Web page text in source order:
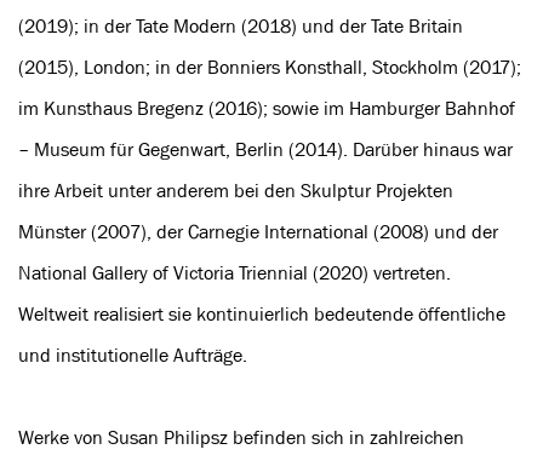
(2019); in der Tate Modern (2018) und der Tate Britain
(2015), London; in der Bonniers Konsthall, Stockholm (2017);
im Kunsthaus Bregenz (2016); sowie im Hamburger Bahnhof
– Museum für Gegenwart, Berlin (2014). Darüber hinaus war
ihre Arbeit unter anderem bei den Skulptur Projekten
Münster (2007), der Carnegie International (2008) und der
National Gallery of Victoria Triennial (2020) vertreten.
Weltweit realisiert sie kontinuierlich bedeutende öffentliche
und institutionelle Aufträge.
Werke von Susan Philipsz befinden sich in zahlreichen